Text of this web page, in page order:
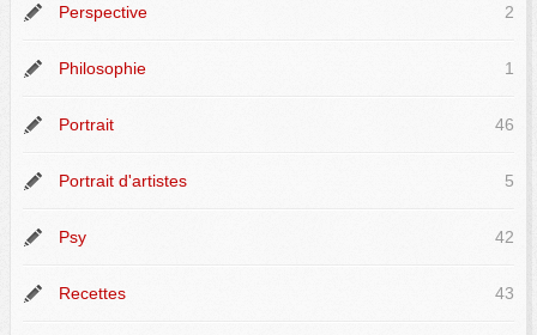
Perspective 2
Philosophie 1
Portrait 46
Portrait d'artistes 5
Psy 42
Recettes 43